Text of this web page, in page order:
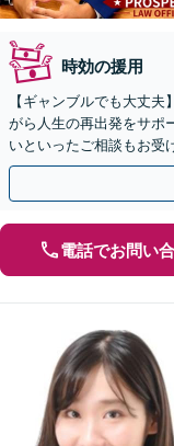
時効の援用
【ギャンブルでも大丈
がら人生の再出発をサポ
いといったご相談もお受
理から、最適な方法を一
電話でお問い